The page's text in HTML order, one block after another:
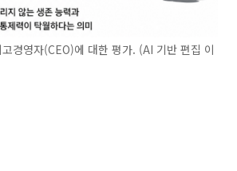
경영자(CEO)에 대한 평가. (AI 기반 편집 이